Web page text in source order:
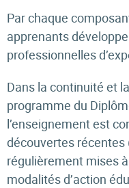
Par chaque
apprenants
professionnelles
Dans la continuité et
programme du
l’enseignement est
découvertes récentes
régulièrement mises
modalités d’action